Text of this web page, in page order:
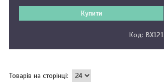
Купити
BX121